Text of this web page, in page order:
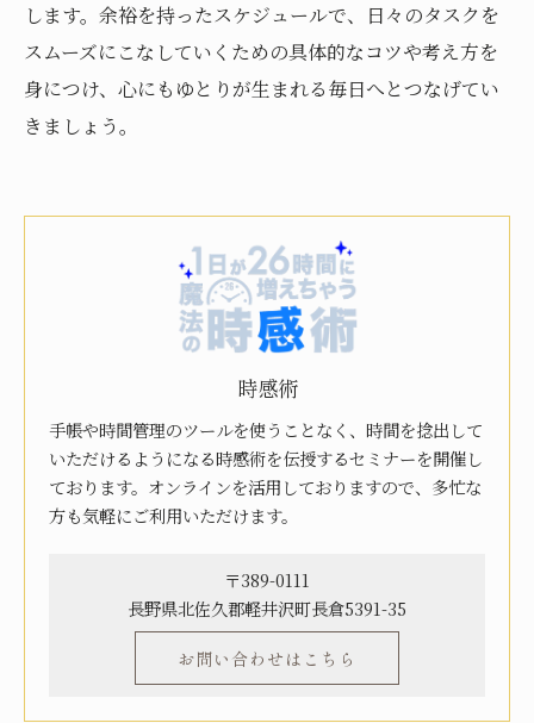
します。余裕を持ったスケジュールで、日々のタスクを
スムーズにこなしていくための具体的なコツや考え方を
身につけ、心にもゆとりが生まれる毎日へとつなげてい
きましょう。
時感術
手帳や時間管理のツールを使うことなく、時間を捻出して
いただけるようになる時感術を伝授するセミナーを開催し
ております。オンラインを活用しておりますので、多忙な
方も気軽にご利用いただけます。
〒389-0111
長野県北佐久郡軽井沢町長倉5391-35
お問い合わせはこちら